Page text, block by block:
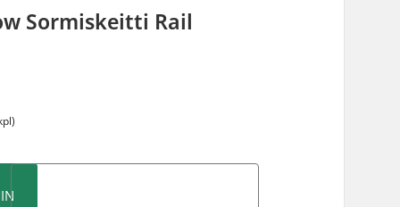
Sormiskeitti Rail